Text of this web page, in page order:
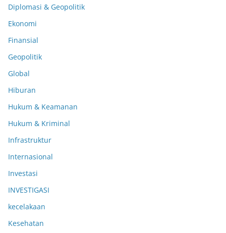
Diplomasi & Geopolitik
Ekonomi
Finansial
Geopolitik
Global
Hiburan
Hukum & Keamanan
Hukum & Kriminal
Infrastruktur
Internasional
Investasi
INVESTIGASI
kecelakaan
Kesehatan